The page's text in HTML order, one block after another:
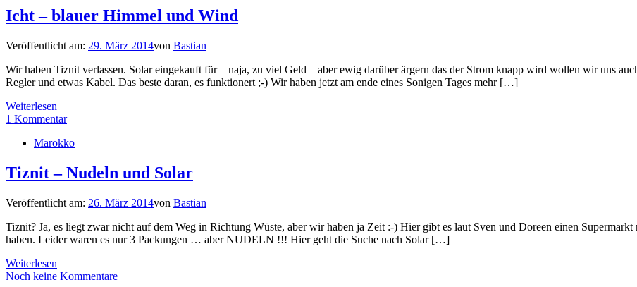
Icht – blauer Himmel und Wind
Veröffentlicht am: 29. März 2014von Bastian
Wir haben Tiznit verlassen. Solar eingekauft für – naja, zu viel Geld – aber ewig darüber ärgern das der Strom knapp wird wollen wir uns
Regler und etwas Kabel. Das beste daran, es funktionert ;-) Wir haben jetzt am ende eines Sonigen Tages mehr […]
Weiterlesen
1 Kommentar
Marokko
Tiznit – Nudeln und Solar
Veröffentlicht am: 26. März 2014von Bastian
Tiznit? Ja, es liegt zwar nicht auf dem Weg in Richtung Wüste, aber wir haben ja Zeit :-) Hier gibt es laut Sven und Doreen einen
haben. Leider waren es nur 3 Packungen … aber NUDELN !!! Hier geht die Suche nach Solar […]
Weiterlesen
Noch keine Kommentare